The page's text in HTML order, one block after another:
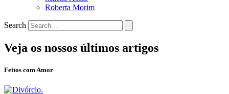
Roberta Morim
Search
Veja os nossos últimos artigos
Feitos com Amor